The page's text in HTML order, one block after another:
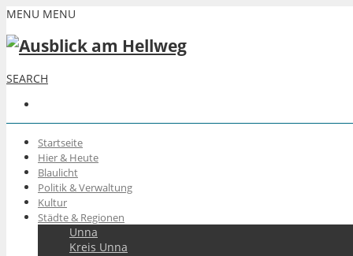
MENU MENU
SEARCH
Startseite
Hier & Heute
Blaulicht
Politik & Verwaltung
Kultur
Städte & Regionen
Unna
Kreis Unna